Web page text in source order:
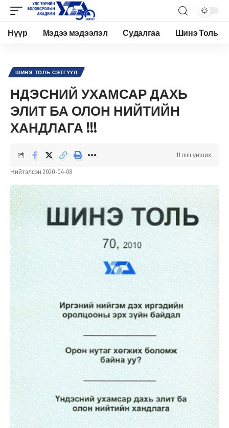
Нүүр Мэдээ мэдээлэл Судалгаа Шинэ Толь
ШИНЭ ТОЛЬ СЭТГҮҮЛ
НДЭСНИЙ УХАМСАР ДАХЬ
ЭЛИТ БА ОЛОН НИЙТИЙН
ХАНДЛАГА !!!
Нийтэлсэн 2020-04-08
11 min унших